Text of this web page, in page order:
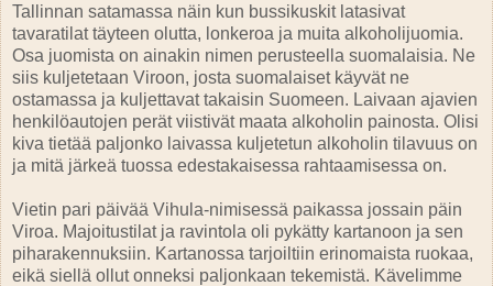
Tallinnan satamassa näin kun bussikuskit latasivat
tavaratilat täyteen olutta, lonkeroa ja muita alkoholijuomia.
Osa juomista on ainakin nimen perusteella suomalaisia. Ne
siis kuljetetaan Viroon, josta suomalaiset käyvät ne
ostamassa ja kuljettavat takaisin Suomeen. Laivaan ajavien
henkilöautojen perät viistivät maata alkoholin painosta. Olisi
kiva tietää paljonko laivassa kuljetetun alkoholin tilavuus on
ja mitä järkeä tuossa edestakaisessa rahtaamisessa on.
Vietin pari päivää Vihula-nimisessä paikassa jossain päin
Viroa. Majoitustilat ja ravintola oli pykätty kartanoon ja sen
piharakennuksiin. Kartanossa tarjoiltiin erinomaista ruokaa,
eikä siellä ollut onneksi paljonkaan tekemistä. Kävelimme